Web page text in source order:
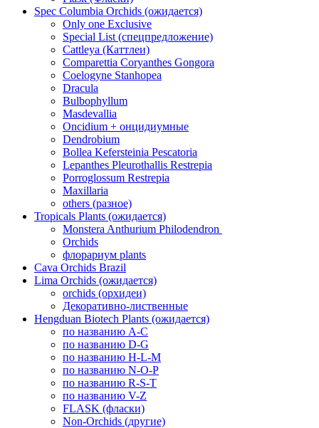
Spec Columbia Orchids (ожидается)
Only one Exclusive
Special List (спецпредложение)
Cattleya (Каттлеи)
Comparettia Coryanthes Gongora
Coelogyne Stanhopea
Dracula
Bulbophyllum
Masdevallia
Oncidium + онцидиумные
Dendrobium
Bollea Kefersteinia Pescatoria
Lepanthes Pleurothallis Restrepia
Porroglossum Restrepia
Maxillaria
others (разное)
Tropicals Plants (ожидается)
​​​​​​​Monstera Anthurium Philodendron
Orchids
флорариум plants
Cava Orchids Brazil
Lima Orchids (ожидается)
orchids (орхидеи)
Декоративно-лиственные
Hengduan Biotech Plants (ожидается)
по названию A-C
по названию D-G
по названию H-L-M
по названию N-O-P
по названию R-S-T
по названию V-Z
FLASK (фласки)
Non-Orchids (другие)